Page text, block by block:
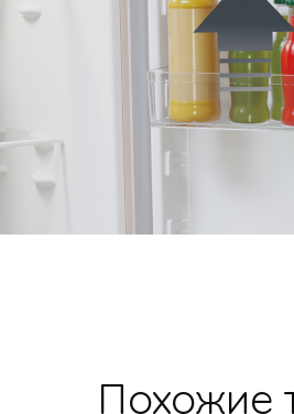
Похожие